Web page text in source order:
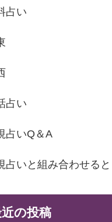
占い
占い
占いQ＆A
占いと組み合わせる
の投稿